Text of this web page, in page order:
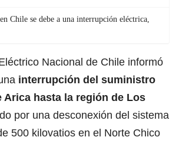
Chile se debe a una interrupción eléctrica,
Nacional de Chile informó
interrupción del suministro
Arica hasta la región de Los
por una desconexión del sistema
500 kilovatios en el Norte Chico